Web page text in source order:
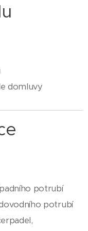
domluvy
potrubí
potrubí